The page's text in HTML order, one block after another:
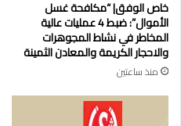
خاص الوفق| “مكافحة غسل
الأموال”: ضبط 4 عمليات عالية
المخاطر في نشاط المجوهرات
والاحجار الكريمة والمعادن الثمينة
منذ ساعتين